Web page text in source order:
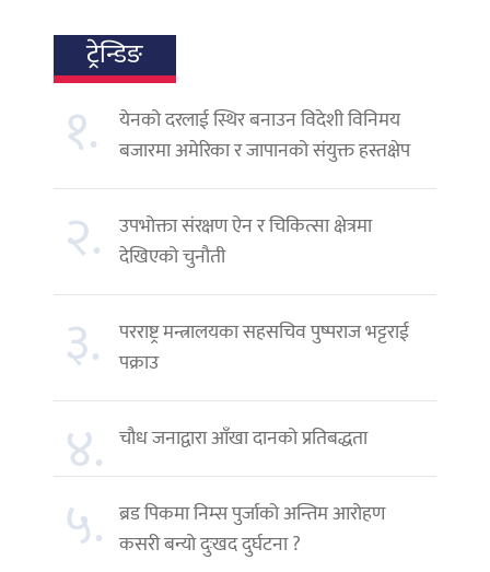
ट्रेन्डिङ
१.
येनको दरलाई स्थिर बनाउन विदेशी विनिमय
बजारमा अमेरिका र जापानको संयुक्त हस्तक्षेप
२. उपभोक्ता संरक्षण ऐन र चिकित्सा क्षेत्रमा
देखिएको चुनौती
३.
परराष्ट्र मन्त्रालयका सहसचिव पुष्पराज भट्टराई
पक्राउ
४. चौध जनाद्वारा आँखा दानको प्रतिबद्धता
५. ब्रड पिकमा निम्स पुर्जाको अन्तिम आरोहण
कसरी बन्यो दुःखद दुर्घटना ?